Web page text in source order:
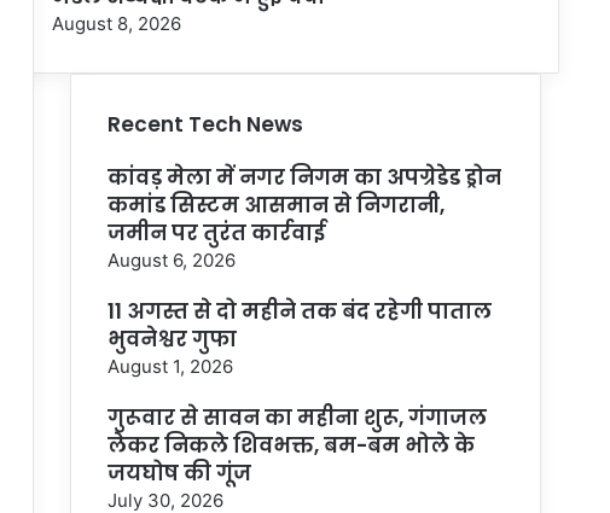
August 8, 2026
Recent Tech News
कांवड़ मेला में नगर निगम का अपग्रेडेड ड्रोन
कमांड सिस्टम आसमान से निगरानी,
जमीन पर तुरंत कार्रवाई
August 6, 2026
11 अगस्त से दो महीने तक बंद रहेगी पाताल
भुवनेश्वर गुफा
August 1, 2026
गुरूवार से सावन का महीना शुरू, गंगाजल
लेकर निकले शिवभक्त, बम-बम भोले के
जयघोष की गूंज
July 30, 2026